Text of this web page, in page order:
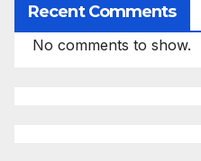
Recent Comments
No comments to show.